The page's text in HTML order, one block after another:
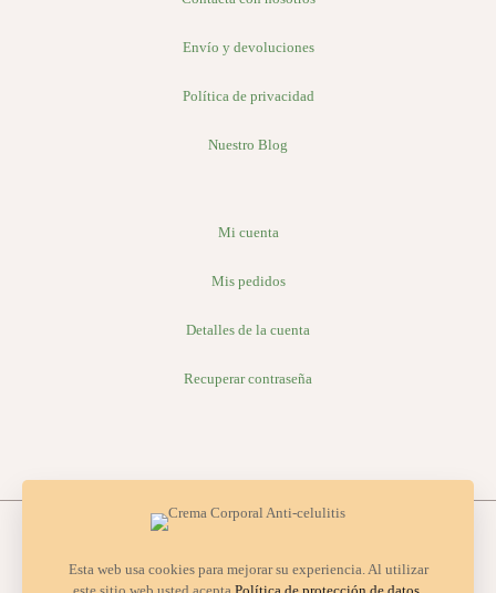
Envío y devoluciones
Política de privacidad
Nuestro Blog
Mi cuenta
Mis pedidos
Detalles de la cuenta
Recuperar contraseña
Esta web usa cookies para mejorar su experiencia. Al utilizar